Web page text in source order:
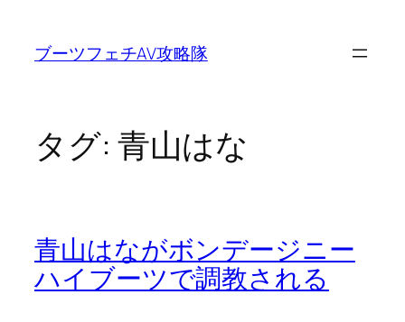
ブーツフェチAV攻略隊
タグ: 青山はな
青山はながボンデージニー
ハイブーツで調教される